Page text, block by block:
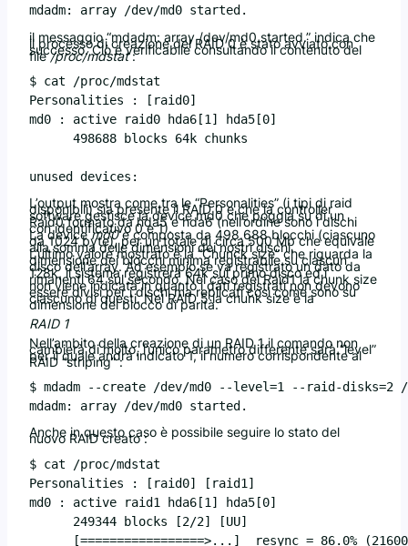
il messaggio “mdadm: array /dev/md0 started.” indica che
il processo di creazione del RAID 0 è stato avviato con
successo. Ciò è verificabile consultando il contenuto del
file/proc/mdstat:
$ cat /proc/mdstat
Personalities : [raid0]
md0 : active raid0 hda6[1] hda5[0]
      498688 blocks 64k chunks
unused devices:
L’output mostra come tra le “Personalities” (i tipi di raid
disponibili) sia presente il RAID 0 e che la controller
software gestisce la device md0 che poggia su di un
Raid0 formato da hda5 e hda6 (nell’ordine sono i dischi
con identificativo 0 e 1).
La devicemd0è composta da 498.688 blocchi (ciascuno
da 1024 byte), per un totale di circa 500 Mb che equivale
alla somma delle dimensioni dei nostri dischi.
L’ultimo valore mostrato è la “Chunck size” che riguarda la
dimensione dei blocchi minima registrabile su ciascun
disco dell’array. Ad esempio se va registrato un dato da
128k, il sistema registrerà 64k sul primo disco ed i
rimanenti 64 sul secondo. Nel caso del Raid1 la chunk size
non viene indicata in quanto i dati registrati non devono
essere divisi per i dischi ma replicati così come sono su
ciascuno di questi. Nel RAID 5 la chunk size è la
dimensione del blocco di parità.
RAID 1
Nell’ambito della creazione di un RAID 1 il comando non
cambierà di molto, l’unico parametro differente sarà “level”
per il quale andrà indicato 1, il numero corrispondente al
RAID “striping” :
$ mdadm --create /dev/md0 --level=1 --raid-disks=2 /
Anche in questo caso è possibile seguire lo stato del
nuovo RAID creato :
$ cat /proc/mdstat
Personalities : [raid0] [raid1]
md0 : active raid1 hda6[1] hda5[0]
      249344 blocks [2/2] [UU]
[=================>...]  resync = 86.0%